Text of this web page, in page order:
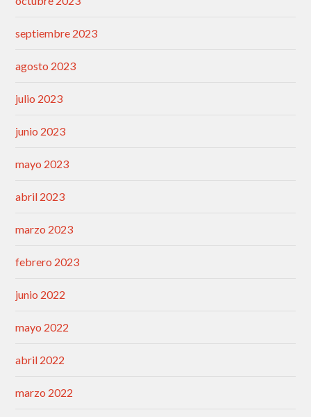
septiembre 2023
agosto 2023
julio 2023
junio 2023
mayo 2023
abril 2023
marzo 2023
febrero 2023
junio 2022
mayo 2022
abril 2022
marzo 2022